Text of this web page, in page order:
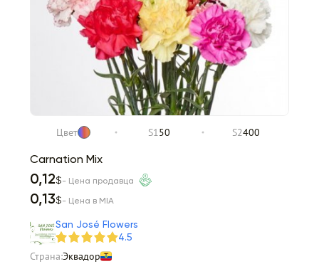
Цвет S150 S2400
Carnation Mix
0,12$- Цена продавца
0,13$- Цена в MIA
San José Flowers
4.5
Страна:Эквадор